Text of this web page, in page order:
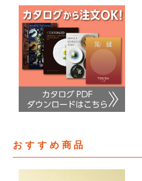
おすすめ商品